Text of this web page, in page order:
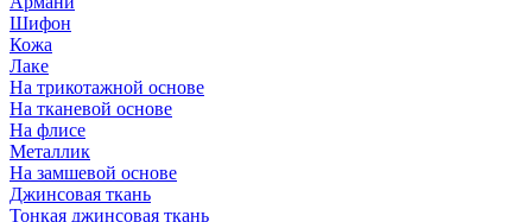
Шифон
Кожа
Лаке
На трикотажной основе
На тканевой основе
На флисе
Металлик
На замшевой основе
Джинсовая ткань
Тонкая джинсовая ткань